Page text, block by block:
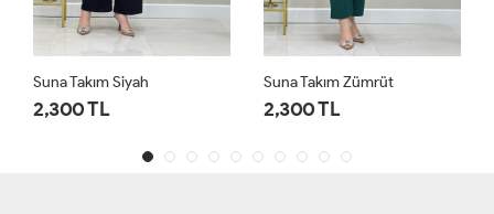
Suna Takım Zümrüt
2,300 TL
Bahriye Takım Siyah
2,250 TL